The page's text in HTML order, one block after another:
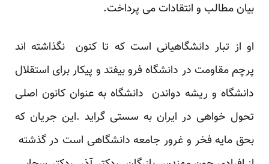
بیان مطالب و انتقادات می پرداخت.
او از تبار دانشگاهیانی است که تا کنون نگذاشته اند
پرچم مقاومت در دانشگاه فرو بیفتد و پیکار برای استقلال
دانشگاه و ریشه دواندن دانشگاه به عنوان کانون اصلی
تحول خواهی در ایران به سستی گراید .این جریان که
بحق مایه فخر و غرور جامعه دانشگاهی است در گذشته